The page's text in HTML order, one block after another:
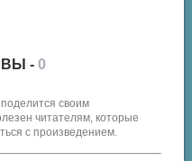
- 0
своим
читателям, которые
с произведением.